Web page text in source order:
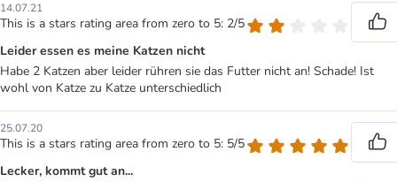
14.07.21
This is a stars rating area from zero to 5: 2/5
Leider essen es meine Katzen nicht
Habe 2 Katzen aber leider rühren sie das Futter nicht an! Schade! Ist
wohl von Katze zu Katze unterschiedlich
25.07.20
This is a stars rating area from zero to 5: 5/5
Lecker, kommt gut an...